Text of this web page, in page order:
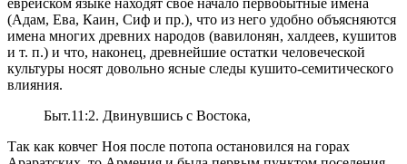
еврейском языке находят свое начало первобытные имена
(Адам, Ева, Каин, Сиф и пр.), что из него удобно объясняются
имена многих древних народов (вавилонян, халдеев, кушитов
и т. п.) и что, наконец, древнейшие остатки человеческой
культуры носят довольно ясные следы кушито-семитического
влияния.
Быт.11:2. Двинувшись с Востока,
Так как ковчег Ноя после потопа остановился на горах